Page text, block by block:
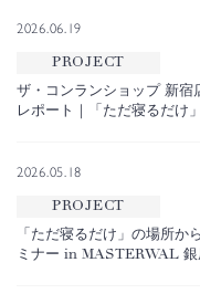
2026.06.19
PROJECT
ザ・コンランショップ 新
レポート｜「ただ寝るだけ
2026.05.18
PROJECT
「ただ寝るだけ」の場所
ミナー in MASTERWAL